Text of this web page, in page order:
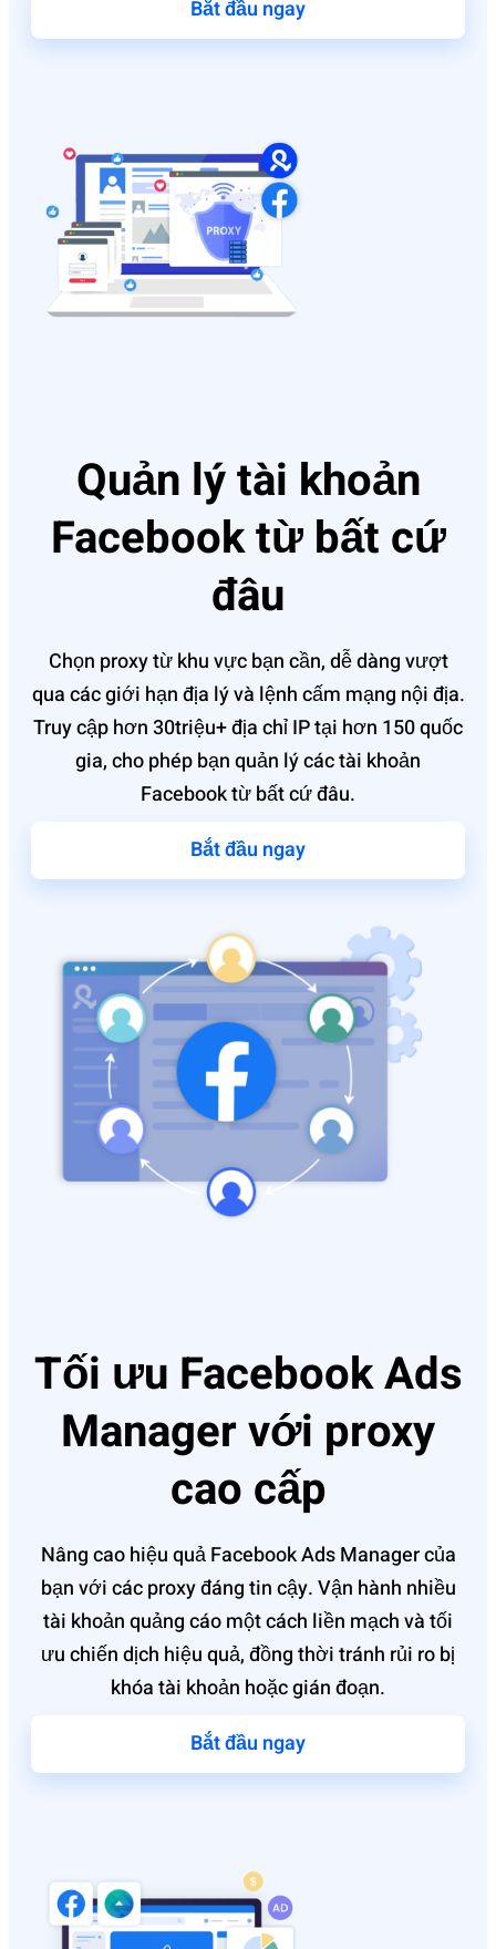
Bắt đầu ngay
Quản lý tài khoản
Facebook từ bất cứ
đâu
Chọn proxy từ khu vực bạn cần, dễ dàng vượt
qua các giới hạn địa lý và lệnh cấm mạng nội địa.
Truy cập hơn 30triệu+ địa chỉ IP tại hơn 150 quốc
gia, cho phép bạn quản lý các tài khoản
Facebook từ bất cứ đâu.
Bắt đầu ngay
Tối ưu Facebook Ads
Manager với proxy
cao cấp
Nâng cao hiệu quả Facebook Ads Manager của
bạn với các proxy đáng tin cậy. Vận hành nhiều
tài khoản quảng cáo một cách liền mạch và tối
ưu chiến dịch hiệu quả, đồng thời tránh rủi ro bị
khóa tài khoản hoặc gián đoạn.
Bắt đầu ngay